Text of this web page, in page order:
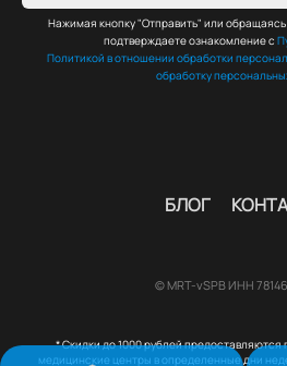
Нажимая кнопку "Отправить" или
подтверждаете ознакомление с
Политикой в отношении обработки
обработку
БЛОГ
© MRT-vSPB ИНН
* Скидки до 1000 рублей
медицинские центры в определенные дни